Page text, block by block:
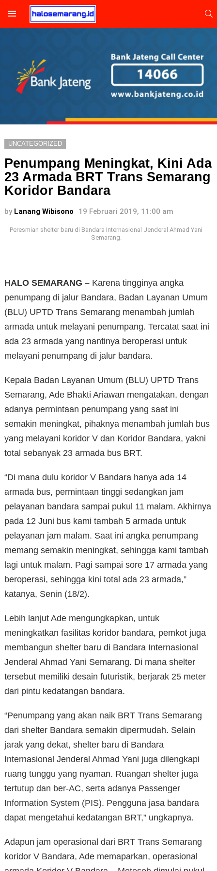
UNCATEGORIZED
Penumpang Meningkat, Kini Ada
23 Armada BRT Trans Semarang
Koridor Bandara
by Lanang Wibisono 19 Februari 2019, 11:00 am
Peresmian shelter baru di Bandara Internasional Jenderal Ahmad Yani
Semarang.
HALO SEMARANG – Karena tingginya angka
penumpang di jalur Bandara, Badan Layanan Umum
(BLU) UPTD Trans Semarang menambah jumlah
armada untuk melayani penumpang. Tercatat saat ini
ada 23 armada yang nantinya beroperasi untuk
melayani penumpang di jalur bandara.
Kepala Badan Layanan Umum (BLU) UPTD Trans
Semarang, Ade Bhakti Ariawan mengatakan, dengan
adanya permintaan penumpang yang saat ini
semakin meningkat, pihaknya menambah jumlah bus
yang melayani koridor V dan Koridor Bandara, yakni
total sebanyak 23 armada bus BRT.
“Di mana dulu koridor V Bandara hanya ada 14
armada bus, permintaan tinggi sedangkan jam
pelayanan bandara sampai pukul 11 malam. Akhirnya
pada 12 Juni bus kami tambah 5 armada untuk
pelayanan jam malam. Saat ini angka penumpang
memang semakin meningkat, sehingga kami tambah
lagi untuk malam. Pagi sampai sore 17 armada yang
beroperasi, sehingga kini total ada 23 armada,”
katanya, Senin (18/2).
Lebih lanjut Ade mengungkapkan, untuk
meningkatkan fasilitas koridor bandara, pemkot juga
membangun shelter baru di Bandara Internasional
Jenderal Ahmad Yani Semarang. Di mana shelter
tersebut memiliki desain futuristik, berjarak 25 meter
dari pintu kedatangan bandara.
“Penumpang yang akan naik BRT Trans Semarang
dari shelter Bandara semakin dipermudah. Selain
jarak yang dekat, shelter baru di Bandara
Internasional Jenderal Ahmad Yani juga dilengkapi
ruang tunggu yang nyaman. Ruangan shelter juga
tertutup dan ber-AC, serta adanya Passenger
Information System (PIS). Pengguna jasa bandara
dapat mengetahui kedatangan BRT,” ungkapnya.
Adapun jam operasional dari BRT Trans Semarang
koridor V Bandara, Ade memaparkan, operasional